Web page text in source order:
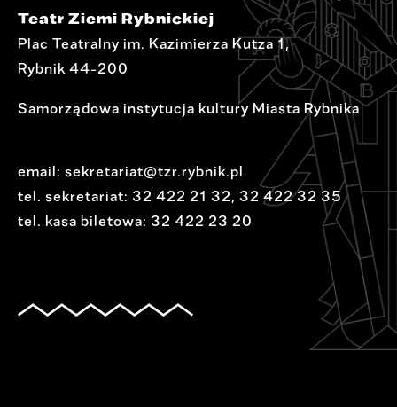
Teatr Ziemi Rybnickiej
Plac Teatralny im. Kazimierza Kutza 1,
Rybnik 44-200
Samorządowa instytucja kultury Miasta Rybnika
email: sekretariat@tzr.rybnik.pl
tel. sekretariat: 32 422 21 32, 32 422 32 35
tel. kasa biletowa: 32 422 23 20